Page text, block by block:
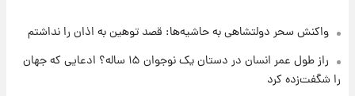
۲۲ ساعت پیش
واکنش سحر دولتشاهی به حاشیه‌ها: قصد توهین به اذان را نداشتم
راز طول عمر انسان در دستان یک نوجوان ۱۵ ساله؟ ادعایی که جهان
را شگفت‌زده کرد